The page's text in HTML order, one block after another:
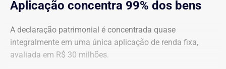
Aplicação concentra 99% dos bens
A declaração patrimonial é concentrada quase
integralmente em uma única aplicação de renda fixa,
avaliada em R$ 30 milhões.